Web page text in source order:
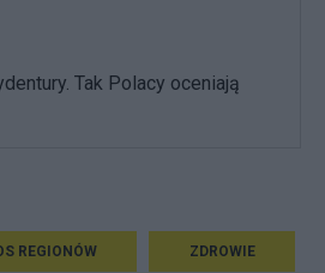
Tak Polacy oceniają
REGIONÓW ZDROWIE